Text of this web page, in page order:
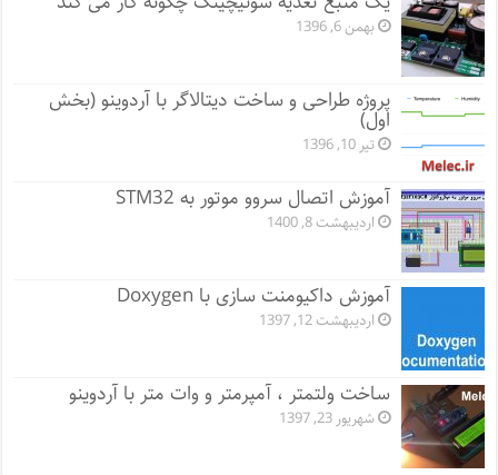
بهمن 6, 1396
پروژه طراحی و ساخت دیتالاگر با آردوینو (بخش
اول)
تیر 10, 1396
آموزش اتصال سروو موتور به STM32
اردیبهشت 8, 1400
آموزش داکیومنت سازی با Doxygen
اردیبهشت 12, 1397
ساخت ولتمتر ، آمپرمتر و وات متر با آردوینو
شهریور 23, 1397